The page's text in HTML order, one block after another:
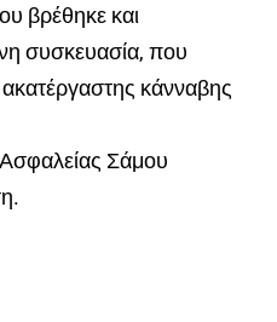
βρέθηκε και
συσκευασία, που
κάνναβης
Σάμου